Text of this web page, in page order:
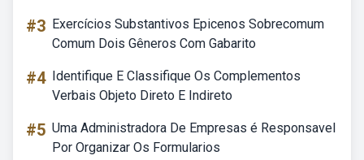
#3 Exercícios Substantivos Epicenos Sobrecomum
Comum Dois Gêneros Com Gabarito
#4 Identifique E Classifique Os Complementos
Verbais Objeto Direto E Indireto
#5 Uma Administradora De Empresas é Responsavel
Por Organizar Os Formularios